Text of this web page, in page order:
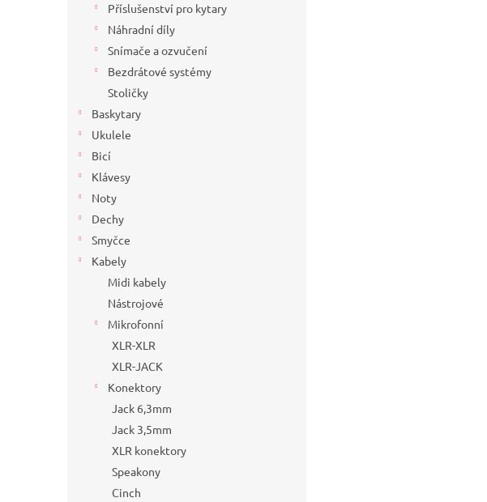
Příslušenství pro kytary
Náhradní díly
Snímače a ozvučení
Bezdrátové systémy
Stoličky
Baskytary
Ukulele
Bicí
Klávesy
Noty
Dechy
Smyčce
Kabely
Midi kabely
Nástrojové
Mikrofonní
XLR-XLR
XLR-JACK
Konektory
Jack 6,3mm
Jack 3,5mm
XLR konektory
Speakony
Cinch